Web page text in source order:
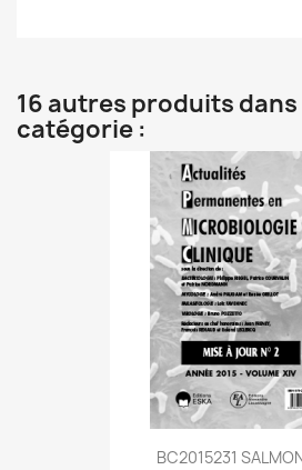
16 autres produits dans
catégorie :
BC2015231